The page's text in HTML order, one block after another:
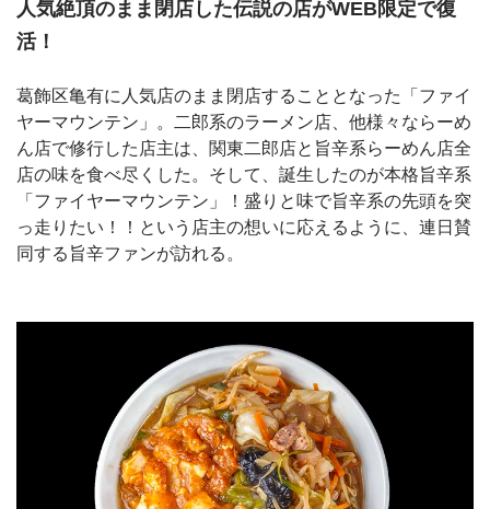
人気絶頂のまま閉店した伝説の店がWEB限定で復
活！
葛飾区亀有に人気店のまま閉店することとなった「ファイ
ヤーマウンテン」。二郎系のラーメン店、他様々ならーめ
ん店で修行した店主は、関東二郎店と旨辛系らーめん店全
店の味を食べ尽くした。そして、誕生したのが本格旨辛系
「ファイヤーマウンテン」！盛りと味で旨辛系の先頭を突
っ走りたい！！という店主の想いに応えるように、連日賛
同する旨辛ファンが訪れる。